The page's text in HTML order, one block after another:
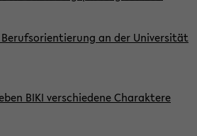
an der Universität
BIKI verschiedene Charaktere